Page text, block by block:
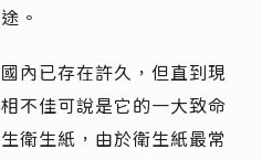
。
內已存在許久，但直到現
不佳可說是它的一大致命
衛生紙，由於衛生紙最常